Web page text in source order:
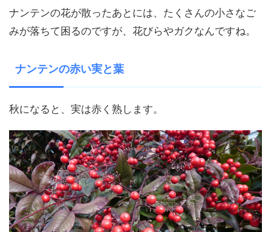
ナンテンの花が散ったあとには、たくさんの小さなご
みが落ちて困るのですが、花びらやガクなんですね。
ナンテンの赤い実と葉
秋になると、実は赤く熟します。